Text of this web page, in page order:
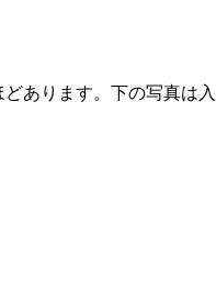
あります。下の写真は入